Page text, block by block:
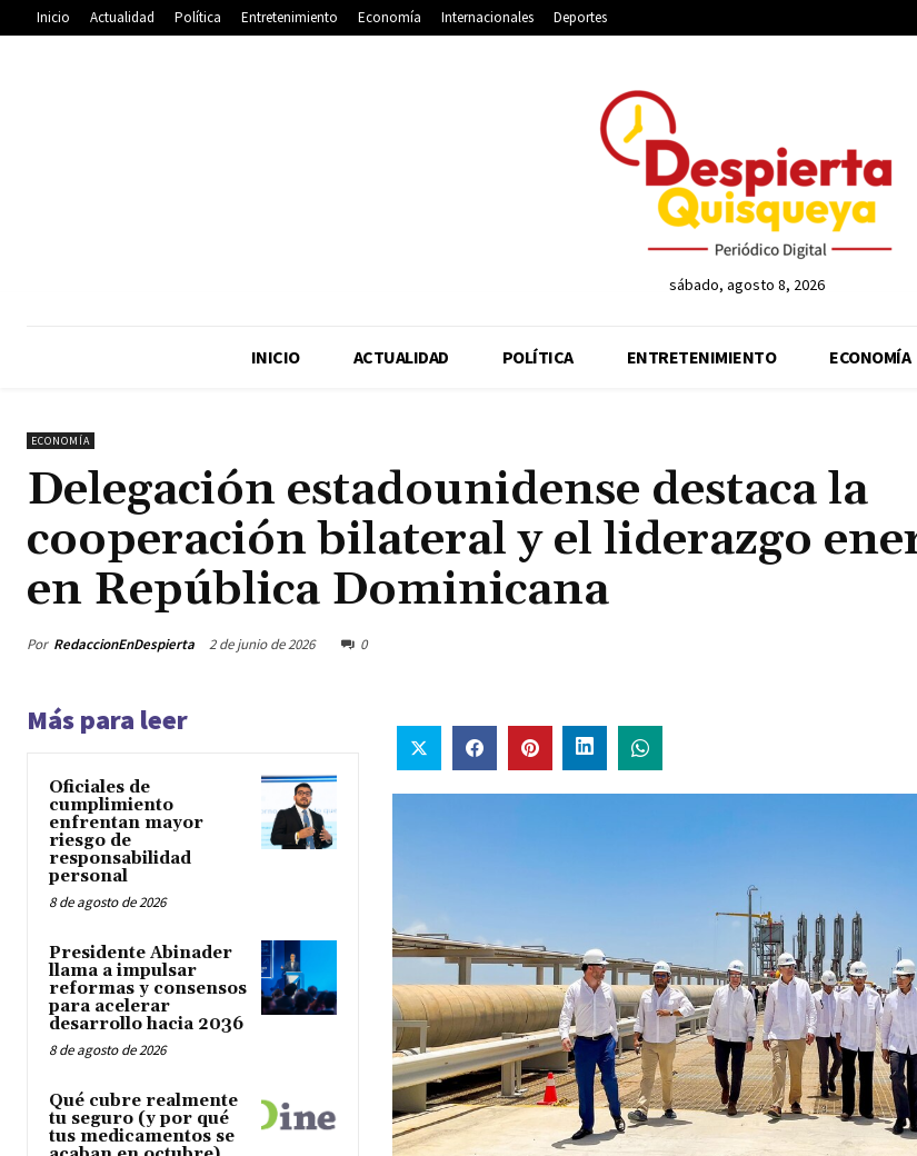
Inicio Actualidad Política Entretenimiento Economía Internacionales Deportes
sábado, agosto 8, 2026
INICIO ACTUALIDAD POLÍTICA ENTRETENIMIENTO ECONOMÍA
ECONOMÍA
Delegación estadounidense destaca la
cooperación bilateral y el liderazgo
en República Dominicana
Por RedaccionEnDespierta 2 de junio de 2026 0
Más para leer
Oficiales de
cumplimiento
enfrentan mayor
riesgo de
responsabilidad
personal
8 de agosto de 2026
Presidente Abinader
llama a impulsar
reformas y consensos
para acelerar
desarrollo hacia 2036
8 de agosto de 2026
Qué cubre realmente
tu seguro (y por qué
tus medicamentos se